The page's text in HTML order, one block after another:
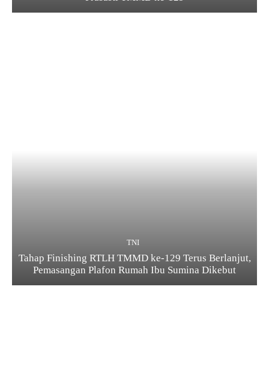
TNI
Tahap Finishing RTLH TMMD ke-129 Terus Berlanjut,
Pemasangan Plafon Rumah Ibu Sumina Dikebut